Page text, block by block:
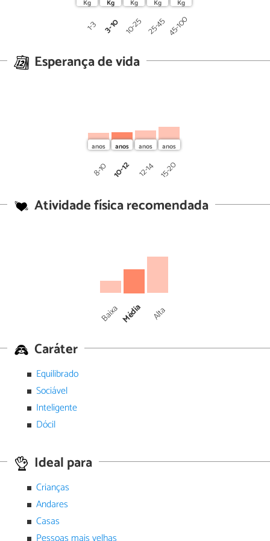
1-3 3-10 10-25 25-45 45-100
Esperança de vida
8-10 10-12 12-14 15-20
Atividade física recomendada
Baixa Média Alta
Caráter
Equilibrado
Sociável
Inteligente
Dócil
Ideal para
Crianças
Andares
Casas